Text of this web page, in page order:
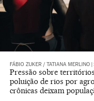
FÁBIO ZUKER / TATIANA MERLINO
Pressão sobre
poluição de rios por
crônicas deixam